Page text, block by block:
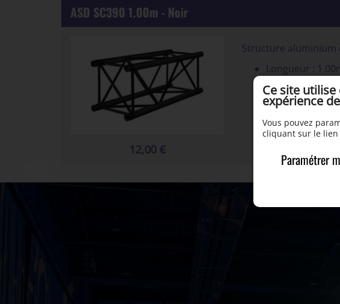
ASD SC390 1.00m - Noir
12,00 €
Structure aluminium
Longueur :
Couleur: Noir
Ce site
expérience
Vous pouvez
cliquant sur le lien
Paramétrer